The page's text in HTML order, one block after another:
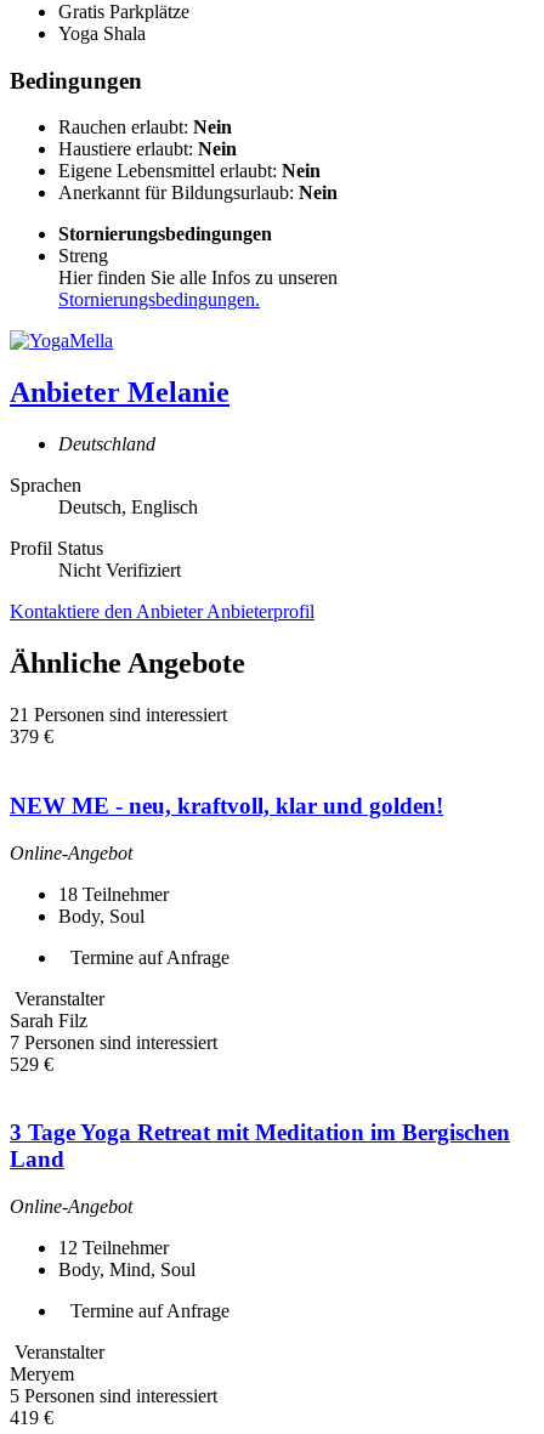
Gratis Parkplätze
Yoga Shala
Bedingungen
Rauchen erlaubt: Nein
Haustiere erlaubt: Nein
Eigene Lebensmittel erlaubt: Nein
Anerkannt für Bildungsurlaub: Nein
Stornierungsbedingungen
Streng
Hier finden Sie alle Infos zu unseren
Stornierungsbedingungen.
Anbieter Melanie
Deutschland
Sprachen
Deutsch, Englisch
Profil Status
Nicht Verifiziert
Kontaktiere den AnbieterAnbieterprofil
Ähnliche Angebote
21 Personen sind interessiert
379 €
NEW ME - neu, kraftvoll, klar und golden!
Online-Angebot
18 Teilnehmer
Body, Soul
Termine auf Anfrage
Veranstalter
Sarah Filz
7 Personen sind interessiert
529 €
3 Tage Yoga Retreat mit Meditation im Bergischen
Land
Online-Angebot
12 Teilnehmer
Body, Mind, Soul
Termine auf Anfrage
Veranstalter
Meryem
5 Personen sind interessiert
419 €